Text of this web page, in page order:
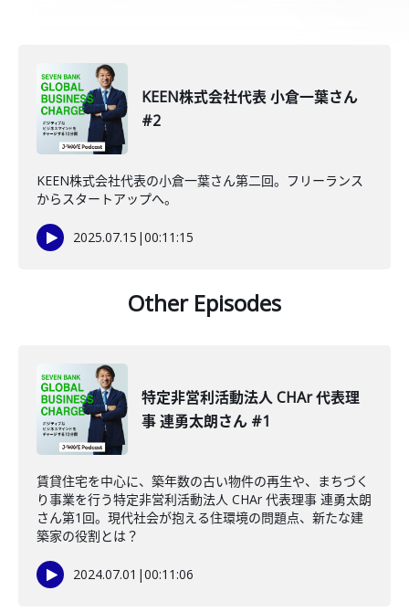
KEEN株式会社代表 小倉一葉さん
#2
KEEN株式会社代表の小倉一葉さん第二回。フリーランス
からスタートアップへ。
2025.07.15 |00:11:15
Other Episodes
特定非営利活動法人 CHAr 代表理
事 連勇太朗さん #1
賃貸住宅を中心に、築年数の古い物件の再生や、まちづく
り事業を行う特定非営利活動法人 CHAr 代表理事 連勇太朗
さん第1回。現代社会が抱える住環境の問題点、新たな建
築家の役割とは？
2024.07.01 |00:11:06